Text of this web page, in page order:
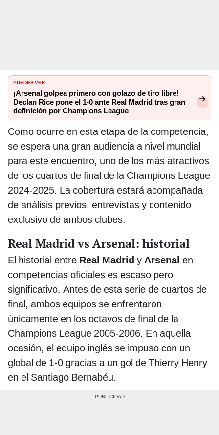
PUEDES VER:
¡Arsenal golpea primero con golazo de tiro libre!
Declan Rice pone el 1-0 ante Real Madrid tras gran
definición por Champions League
Como ocurre en esta etapa de la competencia,
se espera una gran audiencia a nivel mundial
para este encuentro, uno de los más atractivos
de los cuartos de final de la Champions League
2024-2025. La cobertura estará acompañada
de análisis previos, entrevistas y contenido
exclusivo de ambos clubes.
Real Madrid vs Arsenal: historial
El historial entre Real Madrid y Arsenal en
competencias oficiales es escaso pero
significativo. Antes de esta serie de cuartos de
final, ambos equipos se enfrentaron
únicamente en los octavos de final de la
Champions League 2005-2006. En aquella
ocasión, el equipo inglés se impuso con un
global de 1-0 gracias a un gol de Thierry Henry
en el Santiago Bernabéu.